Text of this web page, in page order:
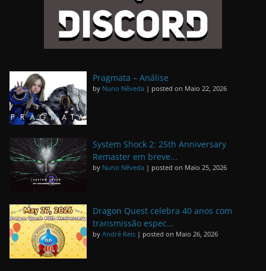
Pragmata – Análise
by Nuno Nêveda | posted on Maio 22, 2026
System Shock 2: 25th Anniversary
Remaster em breve...
by Nuno Nêveda | posted on Maio 25, 2026
Dragon Quest celebra 40 anos com
transmissão espec...
by André Reis | posted on Maio 26, 2026